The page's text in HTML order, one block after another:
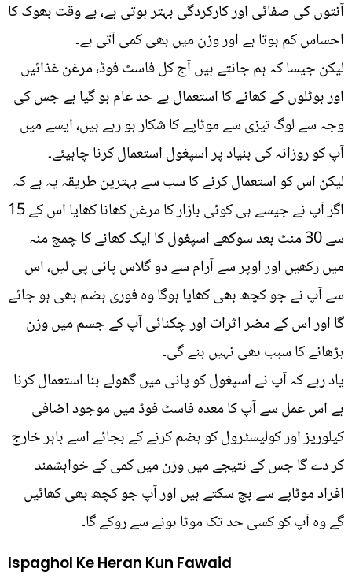
آنتوں کی صفائی اور کارکردگی بہتر ہوتی ہے، بے وقت بھوک کا
احساس کم ہوتا ہے اور وزن میں بھی کمی آتی ہے۔
لیکن جیسا کہ ہم جانتے ہیں آج کل فاسٹ فوڈ، مرغن غذائیں
اور ہوٹلوں کے کھانے کا استعمال بے حد عام ہو گیا ہے جس کی
وجہ سے لوگ تیزی سے موٹاپے کا شکار ہو رہے ہیں، ایسے میں
آپ کو روزانہ کی بنیاد پر اسپغول استعمال کرنا چاہیئے۔
لیکن اس کو استعمال کرنے کا سب سے بہترین طریقہ یہ ہے کہ
اگر آپ نے جیسے ہی کوئی بازار کا مرغن کھانا کھایا اس کے 15
سے 30 منٹ بعد سوکھے اسپغول کا ایک کھانے کا چمچ منہ
میں رکھیں اور اوپر سے آرام سے دو گلاس پانی پی لیں، اس
سے آپ نے جو کچھ بھی کھایا ہوگا وہ فوری ہضم بھی ہو جائے
گا اور اس کے مضر اثرات اور چکنائی آپ کے جسم میں وزن
بڑھانے کا سبب بھی نہیں بنے گی۔
یاد رہے کہ آپ نے اسپغول کو پانی میں گھولے بنا استعمال کرنا
ہے اس عمل سے آپ کا معدہ فاسٹ فوڈ میں موجود اضافی
کیلوریز اور کولیسٹرول کو ہضم کرنے کے بجائے اسے باہر خارج
کر دے گا جس کے نتیجے میں وزن میں کمی کے خواہشمند
افراد موٹاپے سے بچ سکتے ہیں اور آپ جو کچھ بھی کھائیں
گے وہ آپ کو کسی حد تک موٹا ہونے سے روکے گا۔
Ispaghol Ke Heran Kun Fawaid